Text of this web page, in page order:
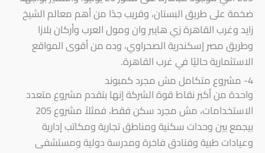
ضخمة على طريق البستان، وقريب جدًا من أهم معالم الشيخ
زايد وغرب القاهرة زي هايبر وان ومول العرب وأركان بلازا
وطريق مصر إسكندرية الصحراوي، وده من أقوى المواقع
الاستثمارية حاليًا في غرب القاهرة.
4- مشروع متكامل مش مجرد كمبوند
واحدة من أكبر نقاط قوة الشركة إنها بتقدم مشروع متعدد
الاستخدامات، مش مجرد سكن فقط، فمثلاً مشروع 205
بيجمع بين وحدات سكنية ومناطق تجارية ومكاتب إدارية
وعيادات طبية وفنادق فاخرة ومدرسة دولية ومستشفى